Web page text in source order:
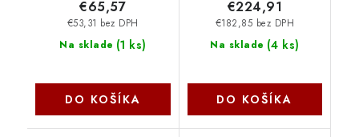
Na sklade (1 ks)
€53,31 bez DPH
€65,57
DO KOŠÍKA
Na sklade (4 ks)
€182,85 bez DPH
€224,91
DO KOŠÍKA